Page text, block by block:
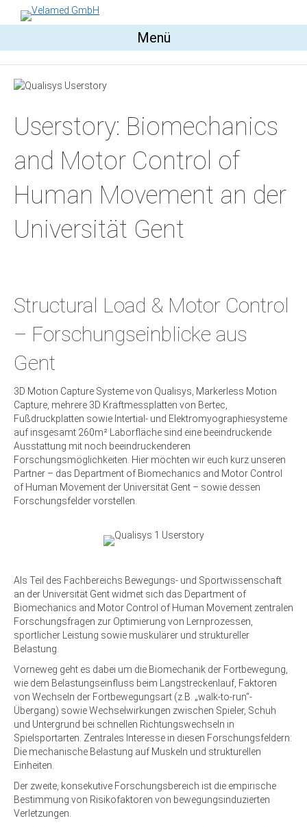
Menü
Userstory: Biomechanics
and Motor Control of
Human Movement an der
Universität Gent
Structural Load & Motor Control
– Forschungseinblicke aus
Gent
3D Motion Capture Systeme von Qualisys, Markerless Motion
Capture, mehrere 3D Kraftmessplatten von Bertec,
Fußdruckplatten sowie Intertial- und Elektromyographiesysteme
auf insgesamt 260m² Laborfläche sind eine beeindruckende
Ausstattung mit noch beeindruckenderen
Forschungsmöglichkeiten. Hier möchten wir euch kurz unseren
Partner – das Department of Biomechanics and Motor Control
of Human Movement der Universität Gent – sowie dessen
Forschungsfelder vorstellen.
Als Teil des Fachbereichs Bewegungs- und Sportwissenschaft
an der Universität Gent widmet sich das Department of
Biomechanics and Motor Control of Human Movement zentralen
Forschungsfragen zur Optimierung von Lernprozessen,
sportlicher Leistung sowie muskulärer und struktureller
Belastung.
Vorneweg geht es dabei um die Biomechanik der Fortbewegung,
wie dem Belastungseinfluss beim Langstreckenlauf, Faktoren
von Wechseln der Fortbewegungsart (z.B. „walk-to-run“-
Übergang) sowie Wechselwirkungen zwischen Spieler, Schuh
und Untergrund bei schnellen Richtungswechseln in
Spielsportarten. Zentrales Interesse in diesen Forschungsfeldern:
Die mechanische Belastung auf Muskeln und strukturellen
Einheiten.
Der zweite, konsekutive Forschungsbereich ist die empirische
Bestimmung von Risikofaktoren von bewegungsinduzierten
Verletzungen.